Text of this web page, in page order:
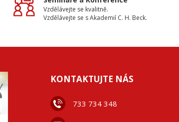
Vzdělávejte se kvalitně.
Vzdělávejte se s Akademií C. H. Beck.
KONTAKTUJTE NÁS
733 734 348